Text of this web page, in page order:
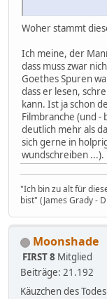
Woher stammt
Ich meine, der
dass muss zwar
Goethes Spuren
dass er lesen,
kann. Ist ja schon
Filmbranche (und -
deutlich mehr als
sich gerne in
wundschreiben ...).
"Ich bin zu alt für
bist" (James Grady -
Moonshade
FIRST 8 Mitglied
Beiträge: 21.192
Käuzchen des Todes